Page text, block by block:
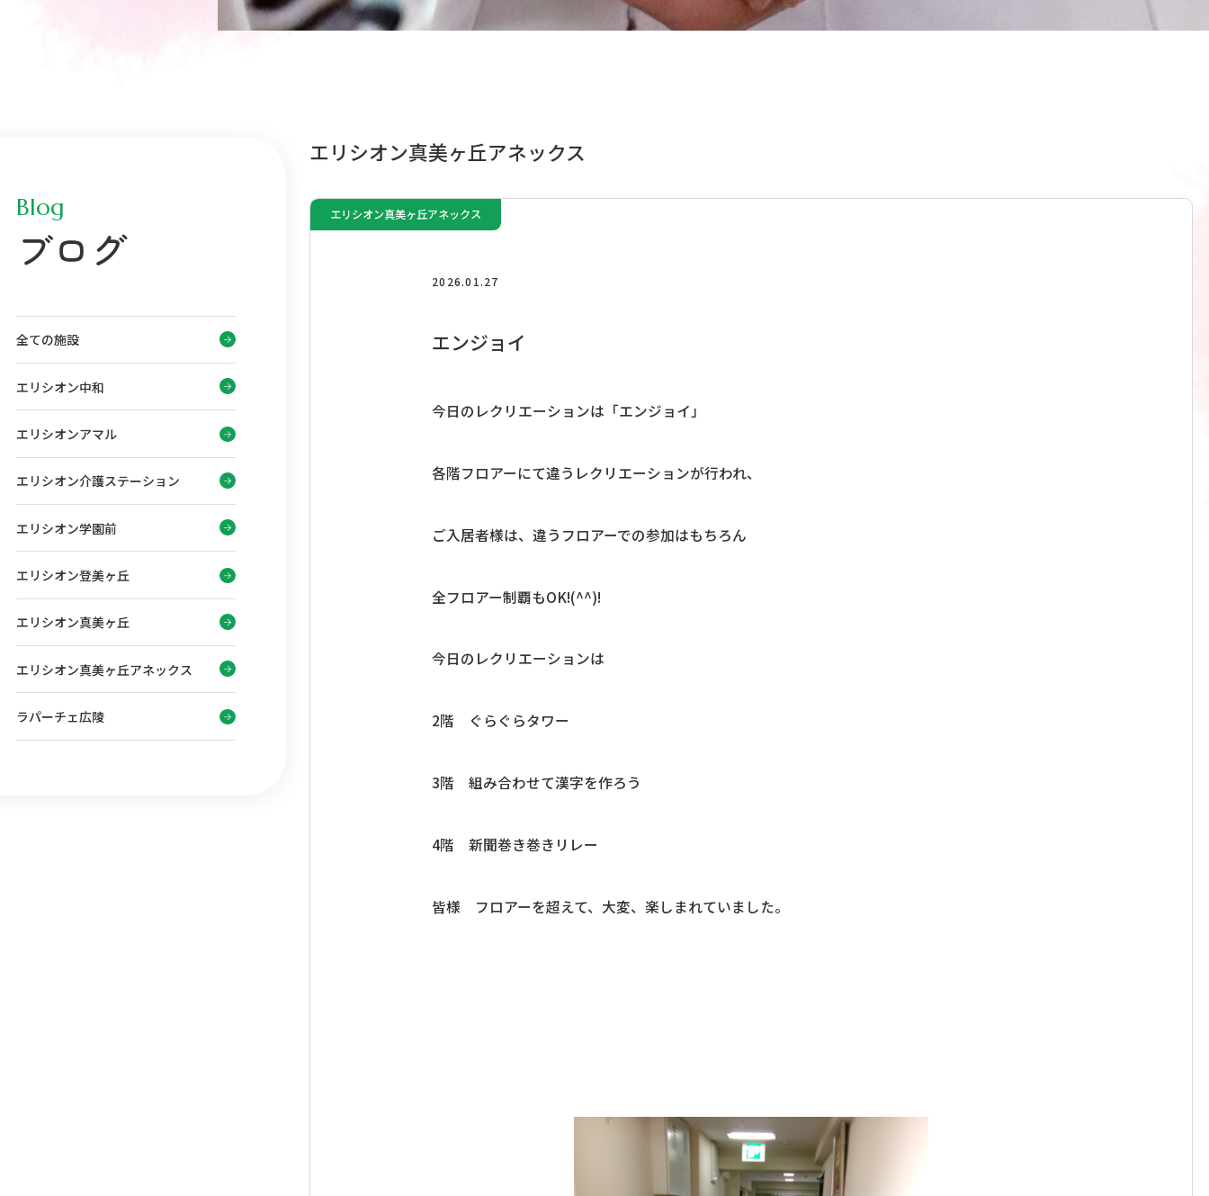
Blog
ブログ
全ての施設
エリシオン中和
エリシオンアマル
エリシオン介護ステーション
エリシオン学園前
エリシオン登美ヶ丘
エリシオン真美ヶ丘
エリシオン真美ヶ丘アネックス
ラパーチェ広陵
エリシオン真美ヶ丘アネックス
エリシオン真美ヶ丘アネックス
2026.01.27
エンジョイ
今日のレクリエーションは「エンジョイ」
各階フロアーにて違うレクリエーションが行われ、
ご入居者様は、違うフロアーでの参加はもちろん
全フロアー制覇もOK!(^^)!
今日のレクリエーションは
2階 ぐらぐらタワー
3階 組み合わせて漢字を作ろう
4階 新聞巻き巻きリレー
皆様 フロアーを超えて、大変、楽しまれていました。